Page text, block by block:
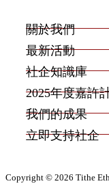
關於我們
最新活動
社企知識庫
2025年度嘉許
我們的成果
立即支持社企
Copyright © 2026 Tithe